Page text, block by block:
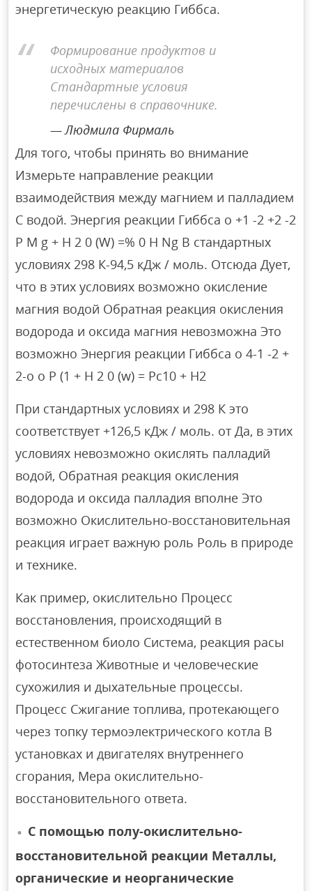
энергетическую реакцию Гиббса.
Формирование продуктов и
исходных материалов
Стандартные условия
перечислены в справочнике.
Людмила Фирмаль
Для того, чтобы принять во внимание
Измерьте направление реакции
взаимодействия между магнием и палладием
С водой. Энергия реакции Гиббса o +1 -2 +2 -2
P M g + H 2 0 (W) =% 0 H Ng В стандартных
условиях 298 К-94,5 кДж / моль. Отсюда Дует,
что в этих условиях возможно окисление
магния водой Обратная реакция окисления
водорода и оксида магния невозможна Это
возможно Энергия реакции Гиббса o 4-1 -2 +
2-o o P (1 + H 2 0 (w) = Pc10 + H2
При стандартных условиях и 298 К это
соответствует +126,5 кДж / моль. от Да, в этих
условиях невозможно окислять палладий
водой, Обратная реакция окисления
водорода и оксида палладия вполне Это
возможно Окислительно-восстановительная
реакция играет важную роль Роль в природе
и технике.
Как пример, окислительно Процесс
восстановления, происходящий в
естественном биоло Система, реакция расы
фотосинтеза Животные и человеческие
сухожилия и дыхательные процессы.
Процесс Сжигание топлива, протекающего
через топку термоэлектрического котла В
установках и двигателях внутреннего
сгорания, Мера окислительно-
восстановительного ответа.
С помощью полу-окислительно-
восстановительной реакции Металлы,
органические и неорганические